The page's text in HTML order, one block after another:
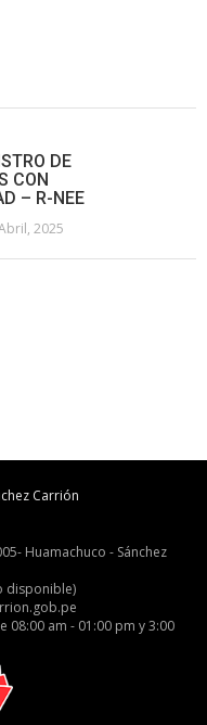
DE
CON
– R-NEE
2025
Carrión
Huamachuco - Sánchez
disponible)
am - 01:00 pm y 3:00